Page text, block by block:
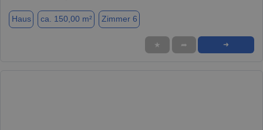
Haus ca. 150,00 m² Zimmer 6
★ ➦ ➜